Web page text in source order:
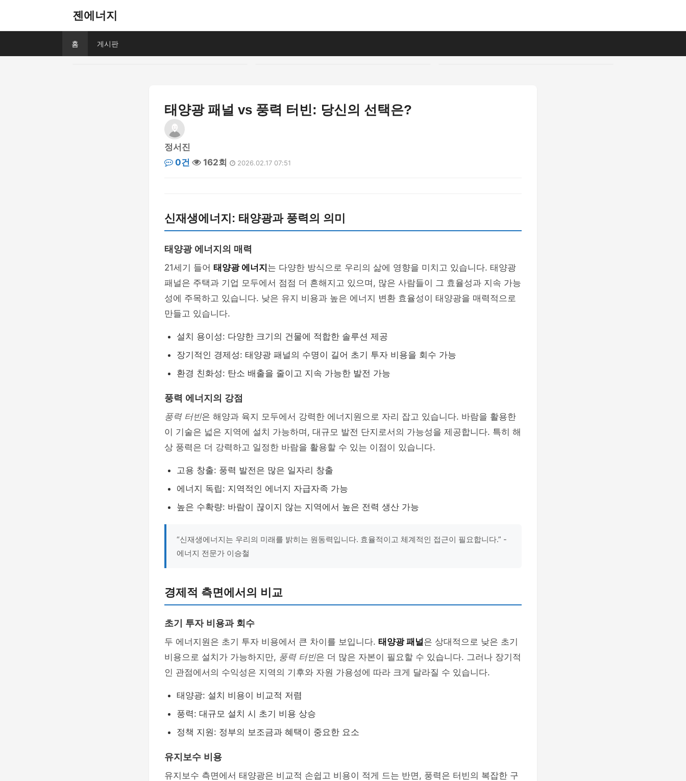
젠에너지
홈 게시판
태양광 패널 vs 풍력 터빈: 당신의 선택은?
정서진
0건
162회 2026.02.17 07:51
신재생에너지: 태양광과 풍력의 의미
태양광 에너지의 매력
21세기 들어 태양광 에너지 는 다양한 방식으로 우리의 삶에 영향을 미치고 있습니다. 태양광
패널은 주택과 기업 모두에서 점점 더 흔해지고 있으며, 많은 사람들이 그 효율성과 지속 가능
성에 주목하고 있습니다. 낮은 유지 비용과 높은 에너지 변환 효율성이 태양광을 매력적으로
만들고 있습니다.
설치 용이성: 다양한 크기의 건물에 적합한 솔루션 제공
장기적인 경제성: 태양광 패널의 수명이 길어 초기 투자 비용을 회수 가능
환경 친화성: 탄소 배출을 줄이고 지속 가능한 발전 가능
풍력 에너지의 강점
풍력 터빈은 해양과 육지 모두에서 강력한 에너지원으로 자리 잡고 있습니다. 바람을 활용한
이 기술은 넓은 지역에 설치 가능하며, 대규모 발전 단지로서의 가능성을 제공합니다. 특히 해
상 풍력은 더 강력하고 일정한 바람을 활용할 수 있는 이점이 있습니다.
고용 창출: 풍력 발전은 많은 일자리 창출
에너지 독립: 지역적인 에너지 자급자족 가능
높은 수확량: 바람이 끊이지 않는 지역에서 높은 전력 생산 가능
“신재생에너지는 우리의 미래를 밝히는 원동력입니다. 효율적이고 체계적인 접근이 필요합니다.” -
에너지 전문가 이승철
경제적 측면에서의 비교
초기 투자 비용과 회수
두 에너지원은 초기 투자 비용에서 큰 차이를 보입니다. 태양광 패널은 상대적으로 낮은 초기
비용으로 설치가 가능하지만, 풍력 터빈은 더 많은 자본이 필요할 수 있습니다. 그러나 장기적
인 관점에서의 수익성은 지역의 기후와 자원 가용성에 따라 크게 달라질 수 있습니다.
태양광: 설치 비용이 비교적 저렴
풍력: 대규모 설치 시 초기 비용 상승
정책 지원: 정부의 보조금과 혜택이 중요한 요소
유지보수 비용
유지보수 측면에서 태양광은 비교적 손쉽고 비용이 적게 드는 반면, 풍력은 터빈의 복잡한 구